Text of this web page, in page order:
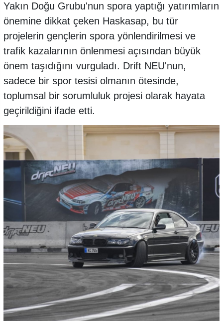
Yakın Doğu Grubu'nun spora yaptığı yatırımların
önemine dikkat çeken Haskasap, bu tür
projelerin gençlerin spora yönlendirilmesi ve
trafik kazalarının önlenmesi açısından büyük
önem taşıdığını vurguladı. Drift NEU'nun,
sadece bir spor tesisi olmanın ötesinde,
toplumsal bir sorumluluk projesi olarak hayata
geçirildiğini ifade etti.